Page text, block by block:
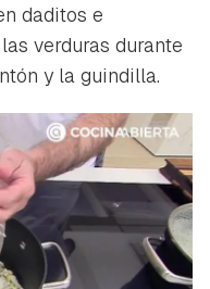
daditos e
verduras durante
y la guindilla.